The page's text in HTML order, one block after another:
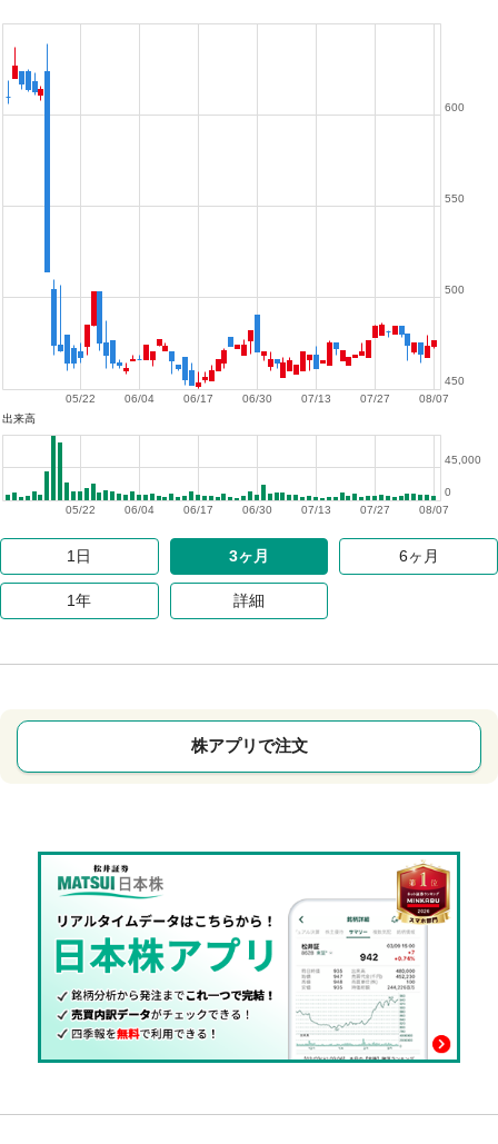
08/07
07/27
07/13
06/30
06/17
06/04
05/22
450
500
550
600
出来高
08/07
07/27
07/13
06/30
06/17
06/04
05/22
0
45,000
1日 3ヶ月 6ヶ月
1年 詳細
株アプリで注文